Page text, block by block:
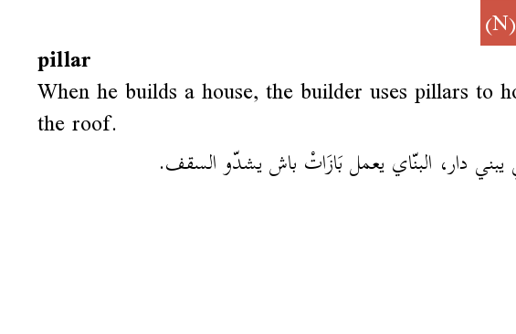
(N)
pillar
When he builds a house, the builder uses pillars to
the roof.
يبني دار، البنّاي يعمل بَازَاتْ باش يشدّو السقف.